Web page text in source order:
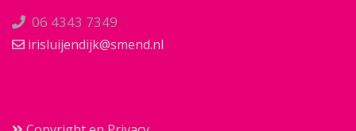
06 4343 7349
irisluijendijk@smend.nl